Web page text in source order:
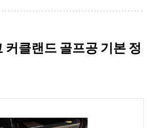
커클랜드 골프공 기본 정